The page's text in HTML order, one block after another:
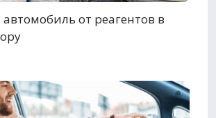
от реагентов в